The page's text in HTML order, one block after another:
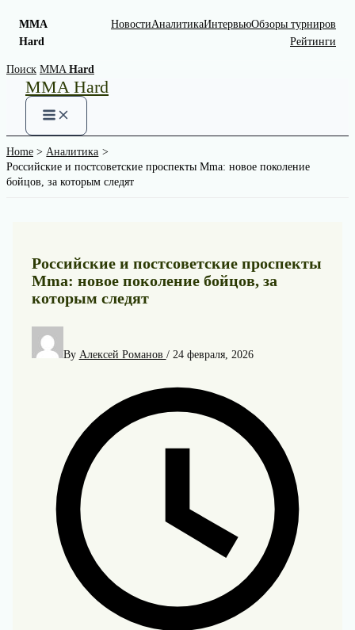
MMA
Hard
НовостиАналитикаИнтервьюОбзоры турниров
Рейтинги
Skip
content
Поиск MMA Hard
MMA Hard
Home
Аналитика
Российские и постсоветские проспекты Mma: новое поколение
бойцов, за которым следят
Российские и постсоветские проспекты
Mma: новое поколение бойцов, за
которым следят
By Алексей Романов / 24 февраля, 2026